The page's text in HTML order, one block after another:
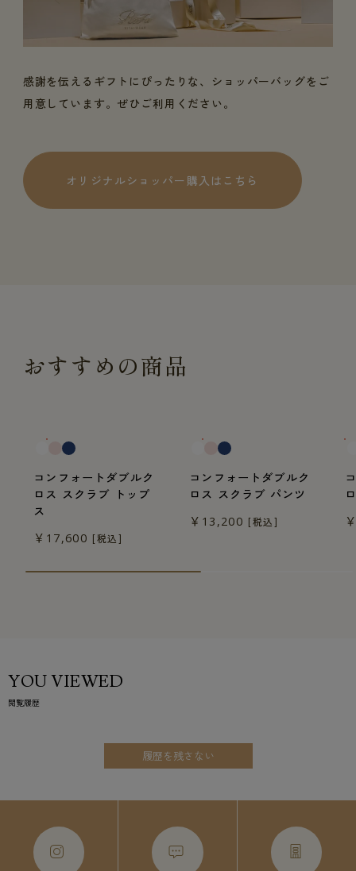
感謝を伝えるギフトにぴったりな、ショッパーバッグをご
用意しています。ぜひご利用ください。
オリジナルショッパー購入はこちら
おすすめの商品
コンフォートダブルク
ロス スクラブ トップ
ス
￥17,600 [税込]
コンフォートダブルク
ロス スクラブ パンツ
￥13,200 [税込]
YOU VIEWED
閲覧履歴
履歴を残さない